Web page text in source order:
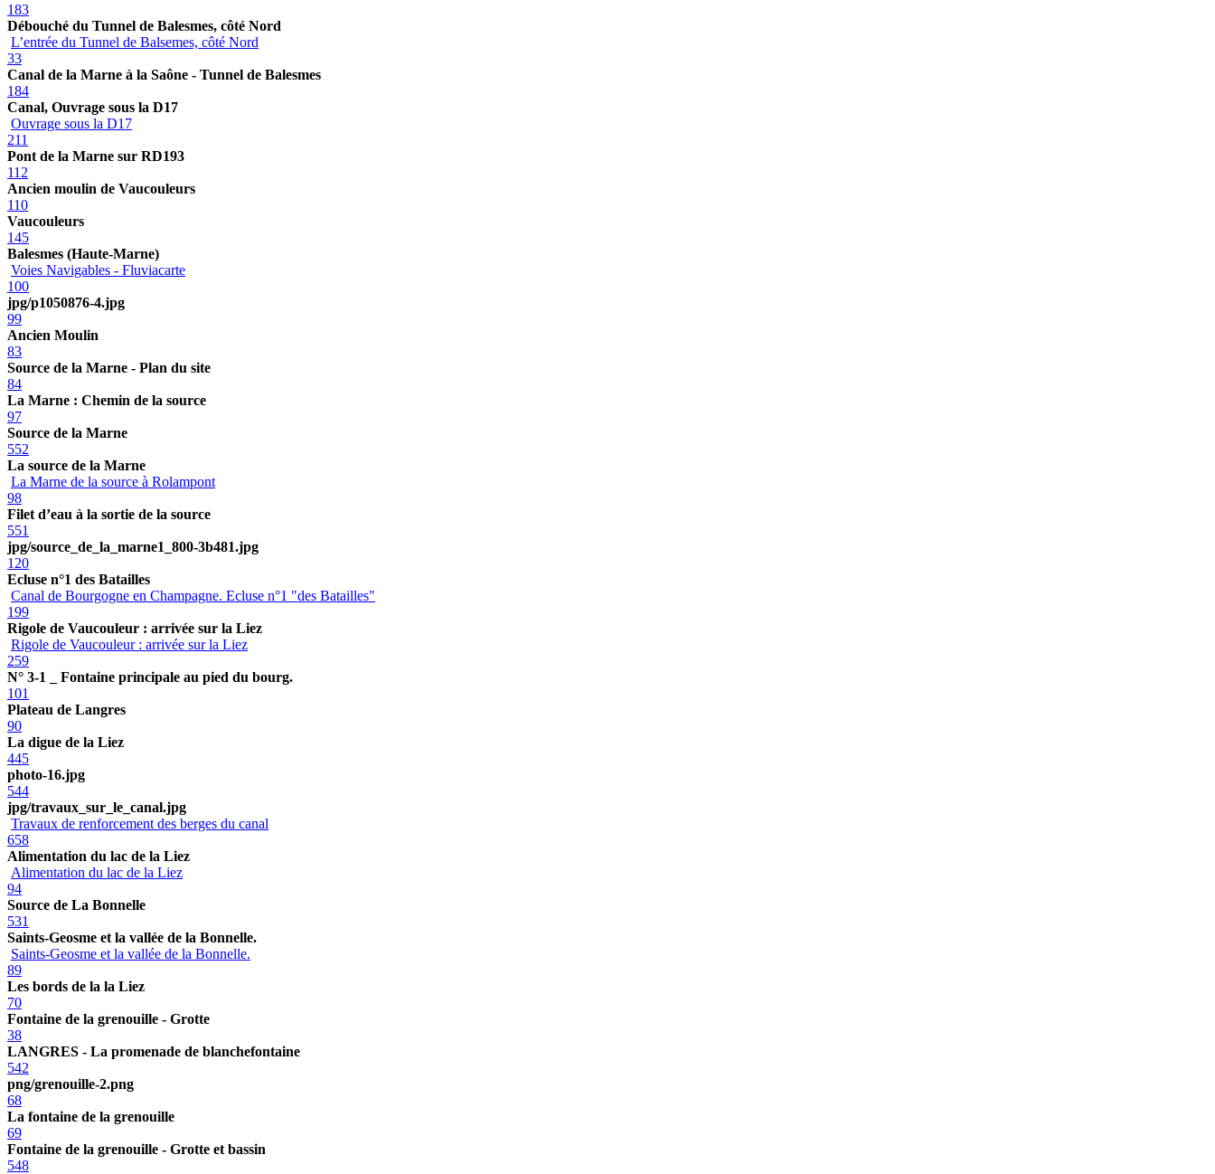
183
Débouché du Tunnel de Balesmes, côté Nord
L’entrée du Tunnel de Balsemes, côté Nord
33
Canal de la Marne à la Saône - Tunnel de Balesmes
184
Canal, Ouvrage sous la D17
Ouvrage sous la D17
211
Pont de la Marne sur RD193
112
Ancien moulin de Vaucouleurs
110
Vaucouleurs
145
Balesmes (Haute-Marne)
Voies Navigables - Fluviacarte
100
jpg/p1050876-4.jpg
99
Ancien Moulin
83
Source de la Marne - Plan du site
84
La Marne : Chemin de la source
97
Source de la Marne
552
La source de la Marne
La Marne de la source à Rolampont
98
Filet d’eau à la sortie de la source
551
jpg/source_de_la_marne1_800-3b481.jpg
120
Ecluse n°1 des Batailles
Canal de Bourgogne en Champagne. Ecluse n°1 "des Batailles"
199
Rigole de Vaucouleur : arrivée sur la Liez
Rigole de Vaucouleur : arrivée sur la Liez
259
N° 3-1 _ Fontaine principale au pied du bourg.
101
Plateau de Langres
90
La digue de la Liez
445
photo-16.jpg
544
jpg/travaux_sur_le_canal.jpg
Travaux de renforcement des berges du canal
658
Alimentation du lac de la Liez
Alimentation du lac de la Liez
94
Source de La Bonnelle
531
Saints-Geosme et la vallée de la Bonnelle.
Saints-Geosme et la vallée de la Bonnelle.
89
Les bords de la la Liez
70
Fontaine de la grenouille - Grotte
38
LANGRES - La promenade de blanchefontaine
542
png/grenouille-2.png
68
La fontaine de la grenouille
69
Fontaine de la grenouille - Grotte et bassin
548